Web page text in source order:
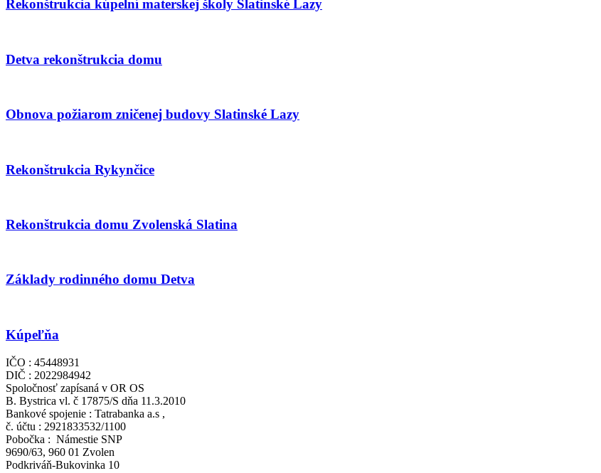
Rekonštrukcia kúpelní materskej školy Slatinské Lazy
Detva rekonštrukcia domu
Obnova požiarom zničenej budovy Slatinské Lazy
Rekonštrukcia Rykynčice
Rekonštrukcia domu Zvolenská Slatina
Základy rodinného domu Detva
Kúpeľňa
IČO : 45448931
DIČ : 2022984942
Spoločnosť zapísaná v OR OS
B. Bystrica vl. č 17875/S dňa 11.3.2010
Bankové spojenie : Tatrabanka a.s ,
č. účtu : 2921833532/1100
Pobočka : Námestie SNP
9690/63, 960 01 Zvolen
Podkriváň-Bukovinka 10